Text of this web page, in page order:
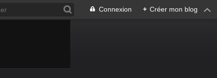
Connexion + Créer mon blog